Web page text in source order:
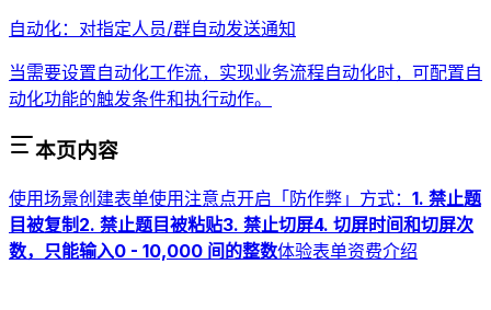
自动化：对指定人员/群自动发送通知
当需要设置自动化工作流，实现业务流程自动化时，可配置自
动化功能的触发条件和执行动作。
本页内容
使用场景创建表单使用注意点开启「防作弊」方式： 1. 禁止题
目被复制 2. 禁止题目被粘贴3. 禁止切屏4. 切屏时间和切屏次
数，只能输入0 - 10,000 间的整数体验表单资费介绍